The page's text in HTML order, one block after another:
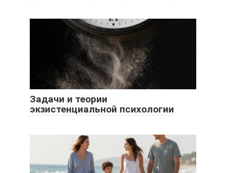
Задачи и теории
экзистенциальной психологии